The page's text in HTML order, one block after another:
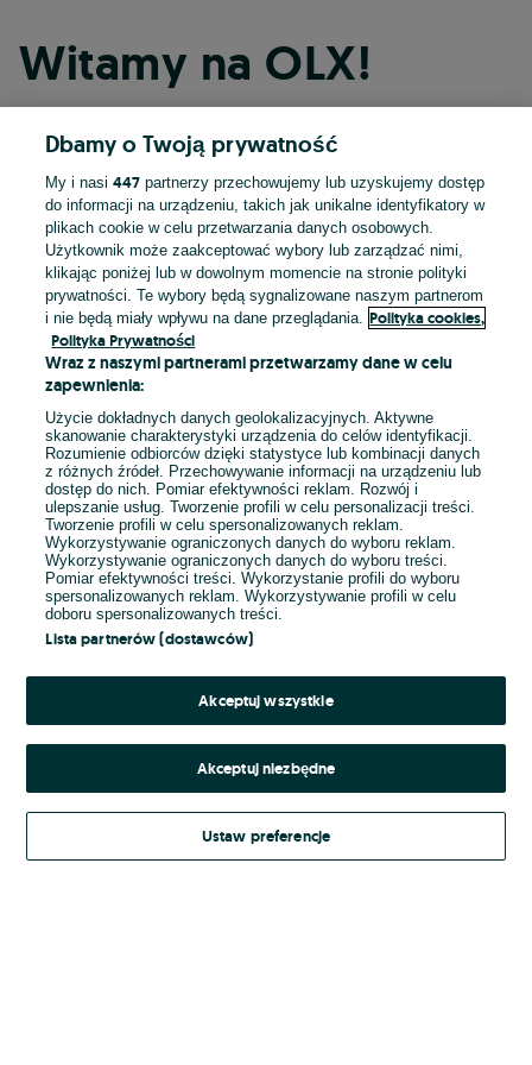
Witamy na OLX!
Kontynuuj przez Facebooka
Kontynuuj przez konto Apple
Kontynuuj przez konto Google
LUB
E-mail
Hasło
Kontynuując za pośrednictwem jednego z dostawców wskazanych powyżej,
Regulamin serwisu OLX.pl w jego aktualnym brzmieniu.
Dbamy o Twoją prywatność
My i nasi447 partnerzy przechowujemy lub uzyskujemy dostęp
do informacji na urządzeniu, takich jak unikalne identyfikatory w
plikach cookie w celu przetwarzania danych osobowych.
Użytkownik może zaakceptować wybory lub zarządzać nimi,
klikając poniżej lub w dowolnym momencie na stronie polityki
prywatności. Te wybory będą sygnalizowane naszym partnerom
i nie będą miały wpływu na dane przeglądania.
Polityka cookies,
Polityka Prywatności
Wraz z naszymi partnerami przetwarzamy dane w celu
zapewnienia:
Użycie dokładnych danych geolokalizacyjnych. Aktywne
skanowanie charakterystyki urządzenia do celów identyfikacji.
Rozumienie odbiorców dzięki statystyce lub kombinacji danych
z różnych źródeł. Przechowywanie informacji na urządzeniu lub
dostęp do nich. Pomiar efektywności reklam. Rozwój i
ulepszanie usług. Tworzenie profili w celu personalizacji treści.
Tworzenie profili w celu spersonalizowanych reklam.
Wykorzystywanie ograniczonych danych do wyboru reklam.
Wykorzystywanie ograniczonych danych do wyboru treści.
Pomiar efektywności treści. Wykorzystanie profili do wyboru
spersonalizowanych reklam. Wykorzystywanie profili w celu
doboru spersonalizowanych treści.
Lista partnerów (dostawców)
Akceptuj wszystkie
Akceptuj niezbędne
Ustaw preferencje